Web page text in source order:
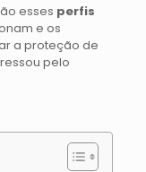
esses perfis
e os
a proteção de
pelo